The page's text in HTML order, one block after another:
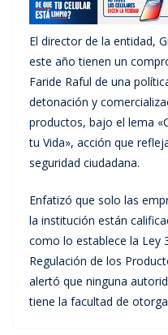
El director de la entidad,
este año tienen un
Faride Raful de una
detonación y
productos, bajo el lema
tu Vida», acción que
seguridad ciudadana.
Enfatizó que solo las
la institución están
como lo establece la Ley
Regulación de los
alertó que ninguna
tiene la facultad de